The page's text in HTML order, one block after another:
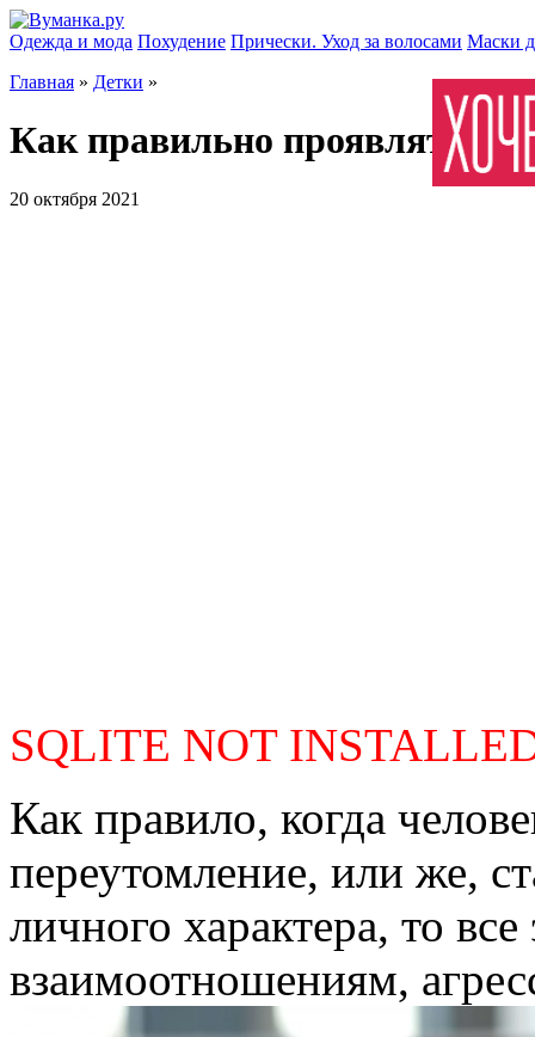
Одежда и мода Похудение Прически. Уход за волосами Маски
Главная » Детки »
Как правильно проявлять
20 октября 2021
SQLITE NOT
Как правило, когда
переутомление, или же,
личного характера, то
взаимоотношениям,